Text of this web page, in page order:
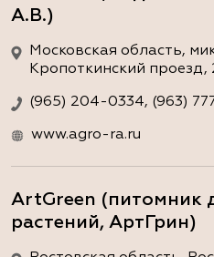
А.В.)
Московская область,
Кропоткинский
(965) 204-0334, (963)
www.agro-ra.ru
ArtGreen (питомник
растений, АртГрин)